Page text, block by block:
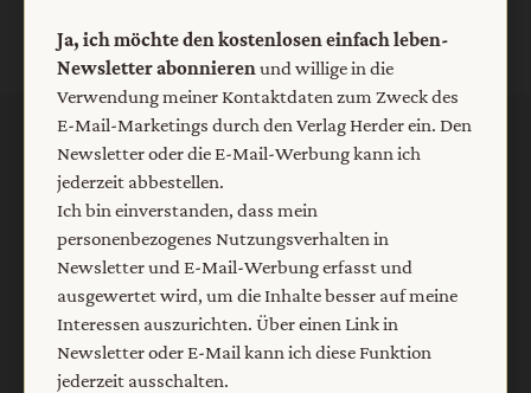
Der einfach leben-Newsletter
Ja, ich möchte den kostenlosen einfach leben-
Newsletter abonnierenund willige in die Verwendung
meiner Kontaktdaten zum Zweck des E-Mail-Marketings
durch den Verlag Herder ein. Den Newsletter oder die E-
Mail-Werbung kann ich jederzeit abbestellen.
Ich bin einverstanden, dass mein personenbezogenes
Nutzungsverhalten in Newsletter und E-Mail-Werbung
Ja, ich möchte den kostenlosen einfach leben-
Newsletter abonnierenund willige in die
Verwendung meiner Kontaktdaten zum Zweck des
E-Mail-Marketings durch den Verlag Herder ein. Den
Newsletter oder die E-Mail-Werbung kann ich
jederzeit abbestellen.
Ich bin einverstanden, dass mein
personenbezogenes Nutzungsverhalten in
Newsletter und E-Mail-Werbung erfasst und
ausgewertet wird, um die Inhalte besser auf meine
Interessen auszurichten. Über einen Link in
Newsletter oder E-Mail kann ich diese Funktion
jederzeit ausschalten.